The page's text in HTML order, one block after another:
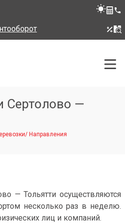
Сертолово —
/ Направления
— Тольятти осуществляются
несколько раз в неделю.
лиц и компаний.